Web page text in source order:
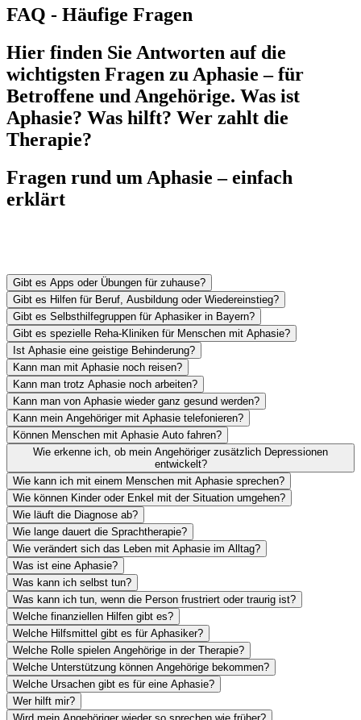
FAQ - Häufige Fragen
Hier finden Sie Antworten auf die
wichtigsten Fragen zu Aphasie – für
Betroffene und Angehörige. Was ist
Aphasie? Was hilft? Wer zahlt die
Therapie?
Fragen rund um Aphasie – einfach
erklärt
Gibt es Apps oder Übungen für zuhause?
Gibt es Hilfen für Beruf, Ausbildung oder Wiedereinstieg?
Gibt es Selbsthilfegruppen für Aphasiker in Bayern?
Gibt es spezielle Reha-Kliniken für Menschen mit Aphasie?
Ist Aphasie eine geistige Behinderung?
Kann man mit Aphasie noch reisen?
Kann man trotz Aphasie noch arbeiten?
Kann man von Aphasie wieder ganz gesund werden?
Kann mein Angehöriger mit Aphasie telefonieren?
Können Menschen mit Aphasie Auto fahren?
Wie erkenne ich, ob mein Angehöriger zusätzlich Depressionen
entwickelt?
Wie kann ich mit einem Menschen mit Aphasie sprechen?
Wie können Kinder oder Enkel mit der Situation umgehen?
Wie läuft die Diagnose ab?
Wie lange dauert die Sprachtherapie?
Wie verändert sich das Leben mit Aphasie im Alltag?
Was ist eine Aphasie?
Was kann ich selbst tun?
Was kann ich tun, wenn die Person frustriert oder traurig ist?
Welche finanziellen Hilfen gibt es?
Welche Hilfsmittel gibt es für Aphasiker?
Welche Rolle spielen Angehörige in der Therapie?
Welche Unterstützung können Angehörige bekommen?
Welche Ursachen gibt es für eine Aphasie?
Wer hilft mir?